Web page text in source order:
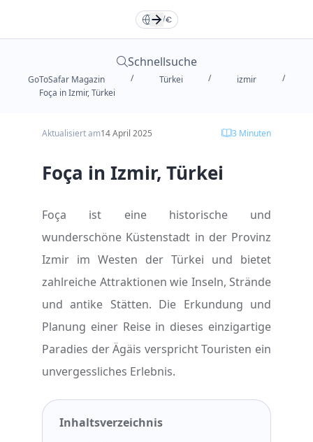
DE/€
TR English
فارسی FA العربية AR
Toman TL
GoToSafar Magazin / Türkei / izmir
/
Foça in Izmir, Türkei
Schnellsuche
Aktualisiert am14 April 2025 3 Minuten
Foça in Izmir, Türkei
Foça ist eine historische und
wunderschöne Küstenstadt in der Provinz
Izmir im Westen der Türkei und bietet
zahlreiche Attraktionen wie Inseln, Strände
und antike Stätten. Die Erkundung und
Planung einer Reise in dieses einzigartige
Paradies der Ägäis verspricht Touristen ein
unvergessliches Erlebnis.
Inhaltsverzeichnis
TR English
فارسی FA العربية AR
Toman TL